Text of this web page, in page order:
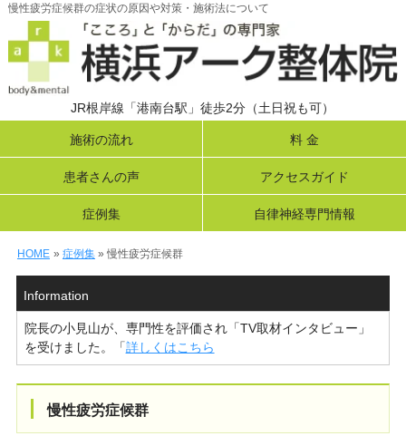
慢性疲労症候群の症状の原因や対策・施術法について
JR根岸線「港南台駅」徒歩2分（土日祝も可）
施術の流れ 料 金
患者さんの声 アクセスガイド
症例集 自律神経専門情報
HOME » 症例集» 慢性疲労症候群
Information
院長の小見山が、専門性を評価され「TV取材インタビュー」
を受けました。「詳しくはこちら
慢性疲労症候群